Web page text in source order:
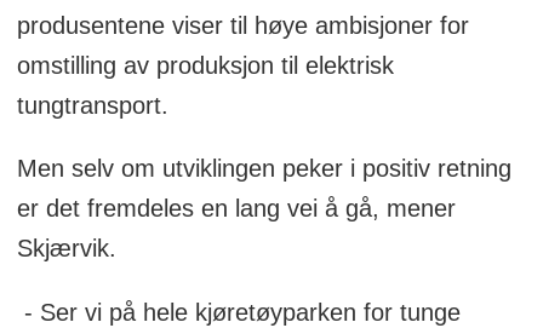
produsentene viser til høye ambisjoner for
omstilling av produksjon til elektrisk
tungtransport.
Men selv om utviklingen peker i positiv retning
er det fremdeles en lang vei å gå, mener
Skjærvik.
- Ser vi på hele kjøretøyparken for tunge